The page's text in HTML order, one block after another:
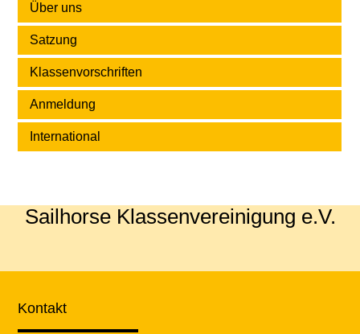
Über uns
Satzung
Klassenvorschriften
Anmeldung
International
Sailhorse Klassenvereinigung e.V.
Kontakt